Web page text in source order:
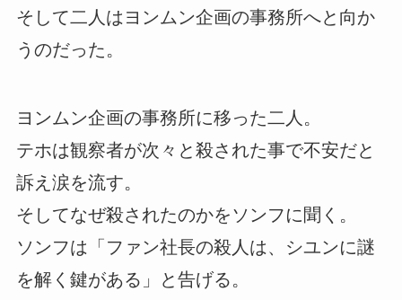
そして二人はヨンムン企画の事務所へと向か
うのだった。
ヨンムン企画の事務所に移った二人。
テホは観察者が次々と殺された事で不安だと
訴え涙を流す。
そしてなぜ殺されたのかをソンフに聞く。
ソンフは「ファン社長の殺人は、シユンに謎
を解く鍵がある」と告げる。